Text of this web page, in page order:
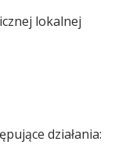
lokalnej
działania: